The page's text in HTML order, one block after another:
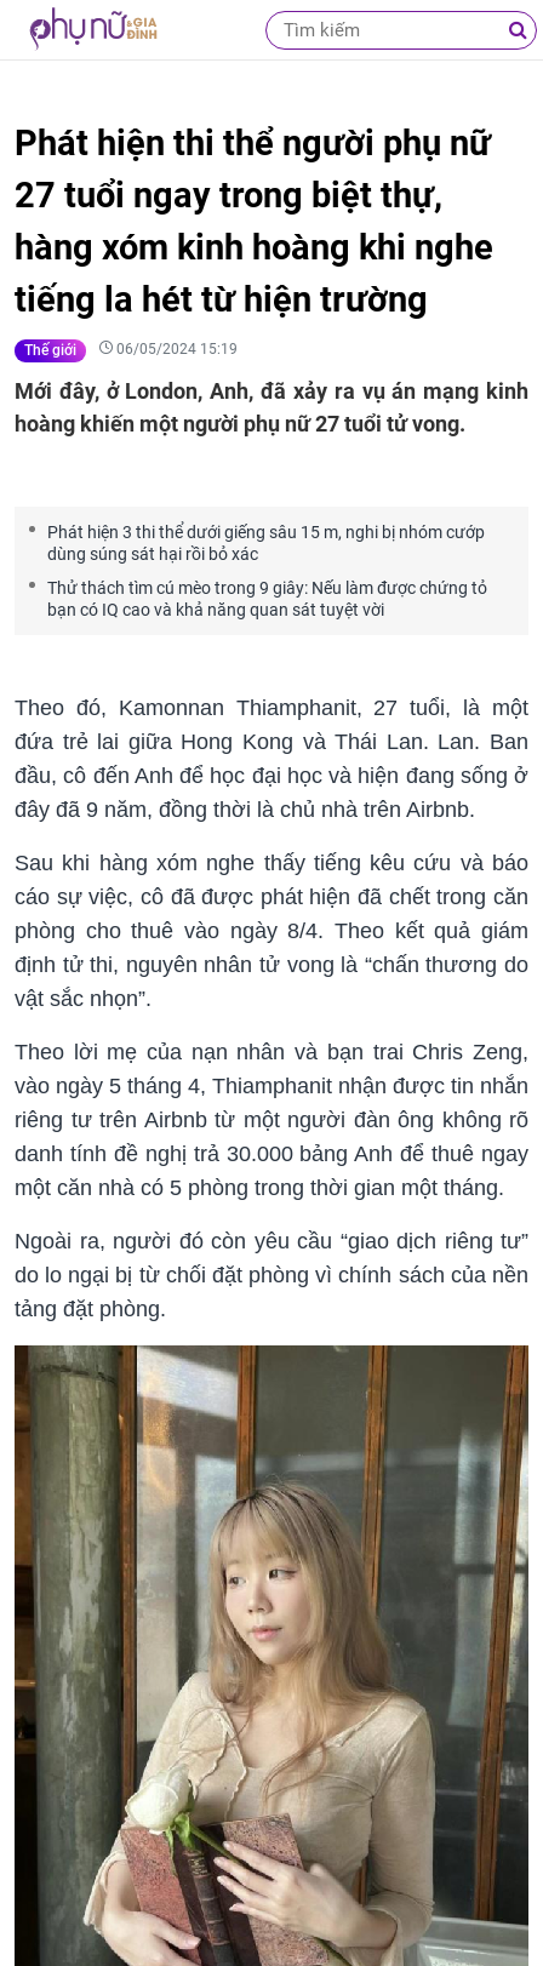
Phát hiện thi thể người phụ nữ
27 tuổi ngay trong biệt thự,
hàng xóm kinh hoàng khi nghe
tiếng la hét từ hiện trường
Thế giới 06/05/2024 15:19
Mới đây, ở London, Anh, đã xảy ra vụ án mạng kinh
hoàng khiến một người phụ nữ 27 tuổi tử vong.
Phát hiện 3 thi thể dưới giếng sâu 15 m, nghi bị nhóm cướp
dùng súng sát hại rồi bỏ xác
Thử thách tìm cú mèo trong 9 giây: Nếu làm được chứng tỏ
bạn có IQ cao và khả năng quan sát tuyệt vời
Theo đó, Kamonnan Thiamphanit, 27 tuổi, là một
đứa trẻ lai giữa Hong Kong và Thái Lan. Lan. Ban
đầu, cô đến Anh để học đại học và hiện đang sống ở
đây đã 9 năm, đồng thời là chủ nhà trên Airbnb.
Sau khi hàng xóm nghe thấy tiếng kêu cứu và báo
cáo sự việc, cô đã được phát hiện đã chết trong căn
phòng cho thuê vào ngày 8/4. Theo kết quả giám
định tử thi, nguyên nhân tử vong là “chấn thương do
vật sắc nhọn”.
Theo lời mẹ của nạn nhân và bạn trai Chris Zeng,
vào ngày 5 tháng 4, Thiamphanit nhận được tin nhắn
riêng tư trên Airbnb từ một người đàn ông không rõ
danh tính đề nghị trả 30.000 bảng Anh để thuê ngay
một căn nhà có 5 phòng trong thời gian một tháng.
Ngoài ra, người đó còn yêu cầu “giao dịch riêng tư”
do lo ngại bị từ chối đặt phòng vì chính sách của nền
tảng đặt phòng.